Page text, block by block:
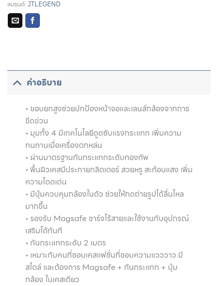
รายละเอียดการผ่อนชำระและสิทธิประโยชน์จากบัตรเครดิตที่
แบรนด์:JTLEGEND
คำอธิบาย
• ขอบยกสูงช่วยปกป้องหน้าจอและเลนส์กล้องจากการ
ขีดข่วน
• มุมทั้ง 4 มีเทคโนโลยีดูดซับแรงกระแทก เพิ่มความ
ทนทานเมื่อเครื่องตกหล่น
• ผ่านมาตรฐานกันกระแทกระดับกองทัพ
• พื้นผิวเคสมีประกายกลิตเตอร์ สวยหรู สะท้อนแสง เพิ่ม
ความโดดเด่น
• มีปุ่มควบคุมกล้องในตัว ช่วยให้กดถ่ายรูปได้ลื่นไหล
มากขึ้น
• รองรับ Magsafe ชาร์จไร้สายและใช้งานกับอุปกรณ์
เสริมได้ทันที
• กันกระแทกระดับ 2 เมตร
• เหมาะกับคนที่ชอบเคสแฟชั่นที่ชอบความแวววาว มี
สไตล์ และต้องการ Magsafe + กันกระแทก + ปุ่ม
กล้อง ในเคสเดียว